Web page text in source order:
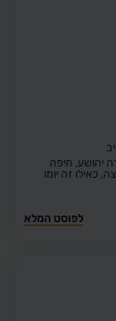
יהושע, חיפה
כאילו זה יומו
לפוסט המלא